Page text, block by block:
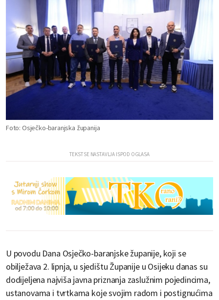
Foto: Osječko-baranjska županija
U povodu Dana Osječko-baranjske županije, koji se
obilježava 2. lipnja, u sjedištu Županije u Osijeku danas su
dodijeljena najviša javna priznanja zaslužnim pojedincima,
ustanovama i tvrtkama koje svojim radom i postignućima